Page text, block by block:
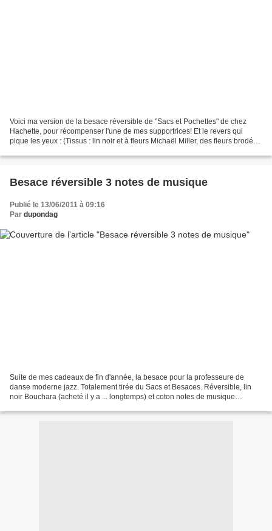
Voici ma version de la besace réversible de "Sacs et Pochettes" de chez
Hachette, pour récompenser l'une de mes supportrices! Et le revers qui
pique les yeux : (Tissus : lin noir et à fleurs Michaël Miller, des fleurs brodées
Besace réversible 3 notes de musique
Publié le 13/06/2011 à 09:16
Par dupondag
Suite de mes cadeaux de fin d'année, la besace pour la professeure de
danse moderne jazz. Totalement tirée du Sacs et Besaces. Réversible, lin
noir Bouchara (acheté il y a ... longtemps) et coton notes de musique